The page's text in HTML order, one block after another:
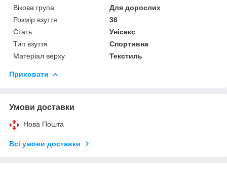
Вікова група
Для дорослих
Розмір взуття
36
Стать
Унісекс
Тип взуття
Спортивна
Матеріал верху
Текстиль
Приховати
Умови доставки
Нова Пошта
Всі умови доставки